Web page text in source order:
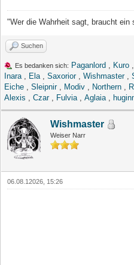
"Wer die Wahrheit sagt, braucht ein
Suchen
Es bedanken sich: Paganlord , Kuro ,
Inara, Ela, Saxorior, Wishmaster,
Eiche , Sleipnir, Modiv , Northern ,
Alexis , Czar, Fulvia, Aglaia,
Wishmaster
Weiser Narr
06.08.12026, 15:26